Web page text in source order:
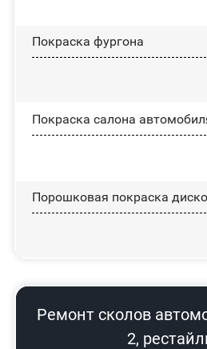
Покраска фургона
Покраска салона
Порошковая покраска
Ремонт сколов
2,